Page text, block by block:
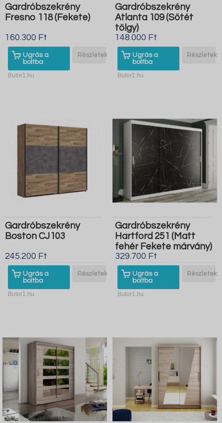
Gardróbszekrény
Fresno 118 (Fekete)
160.300 Ft
Ugrás a
boltba
Részletek
Butor1.hu
Gardróbszekrény
Atlanta 109 (Sötét
tölgy)
148.000 Ft
Ugrás a
boltba
Részletek
Butor1.hu
Gardróbszekrény
Boston CJ103
245.200 Ft
Ugrás a
boltba
Részletek
Butor1.hu
Gardróbszekrény
Hartford 251 (Matt
fehér Fekete márvány)
329.700 Ft
Ugrás a
boltba
Részletek
Butor1.hu